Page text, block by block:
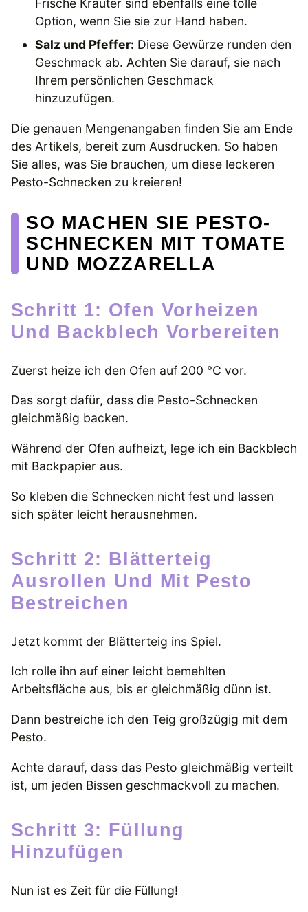
Frische Kräuter sind ebenfalls eine tolle
Option, wenn Sie sie zur Hand haben.
Salz und Pfeffer: Diese Gewürze runden den
Geschmack ab. Achten Sie darauf, sie nach
Ihrem persönlichen Geschmack
hinzuzufügen.
Die genauen Mengenangaben finden Sie am Ende
des Artikels, bereit zum Ausdrucken. So haben
Sie alles, was Sie brauchen, um diese leckeren
Pesto-Schnecken zu kreieren!
SO MACHEN SIE PESTO-
SCHNECKEN MIT TOMATE
UND MOZZARELLA
Schritt 1: Ofen Vorheizen
Und Backblech Vorbereiten
Zuerst heize ich den Ofen auf 200 °C vor.
Das sorgt dafür, dass die Pesto-Schnecken
gleichmäßig backen.
Während der Ofen aufheizt, lege ich ein Backblech
mit Backpapier aus.
So kleben die Schnecken nicht fest und lassen
sich später leicht herausnehmen.
Schritt 2: Blätterteig
Ausrollen Und Mit Pesto
Bestreichen
Jetzt kommt der Blätterteig ins Spiel.
Ich rolle ihn auf einer leicht bemehlten
Arbeitsfläche aus, bis er gleichmäßig dünn ist.
Dann bestreiche ich den Teig großzügig mit dem
Pesto.
Achte darauf, dass das Pesto gleichmäßig verteilt
ist, um jeden Bissen geschmackvoll zu machen.
Schritt 3: Füllung
Hinzufügen
Nun ist es Zeit für die Füllung!